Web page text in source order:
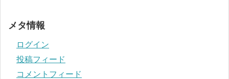
メタ情報
ログイン
投稿フィード
コメントフィード